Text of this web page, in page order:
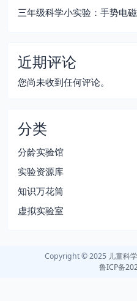
三年级科学小实验：手势电
近期评论
您尚未收到任何评论。
分类
分龄实验馆
实验资源库
知识万花筒
虚拟实验室
Copyright © 2025 儿童科
鲁ICP备